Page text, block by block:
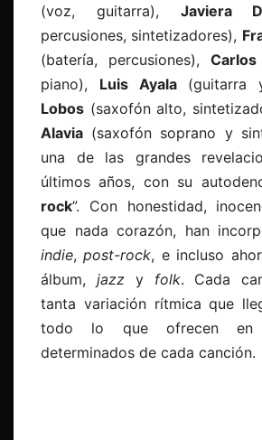
(voz, guitarra), Javiera
percusiones, sintetizadores),
(batería, percusiones),
piano), Luis Ayala (guitarra
Lobos (saxofón alto,
Alavia (saxofón soprano y
una de las grandes
últimos años, con su
rock”. Con honestidad,
que nada corazón, han
indie, post-rock, e incluso
álbum, jazz y folk. Cada
tanta variación rítmica que
todo lo que ofrecen en
determinados de cada canción.